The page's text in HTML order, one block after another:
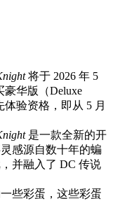
将于 2026 年 5
豪华版（Deluxe
验资格，即从 5 月
是一款全新的开
感源自数十年的蝙
并融入了 DC 传说
些彩蛋，这些彩蛋